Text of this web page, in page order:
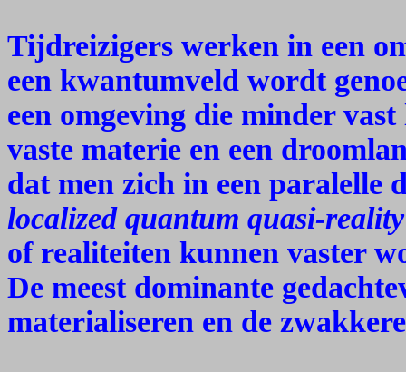
Tijdreizigers werken in een
een kwantumveld wordt
een omgeving die minder vast
vaste materie en een
dat men zich in een paralelle
localized quantum quasi-
of realiteiten kunnen vaster
De meest dominante
materialiseren en de